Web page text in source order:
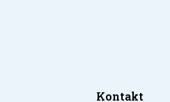
Kontakt